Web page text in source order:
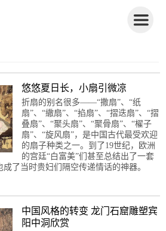
悠悠夏日长，小扇引微凉
折扇的别名很多——“撒扇”、“纸
扇”、“繖扇”、“掐扇”、“摺迭扇”、“摺
叠扇”、“聚头扇”、“聚骨扇”、“櫂子
扇”、“旋风扇”，是中国古代最受欢迎
的扇子种类之一。到了19世纪，欧洲
的宫廷“白富美”们甚至总结出了一套
了当时贵妇们隔空传递情话的神器。
中国风格的转变 龙门石窟雕塑宾
阳中洞欣赏